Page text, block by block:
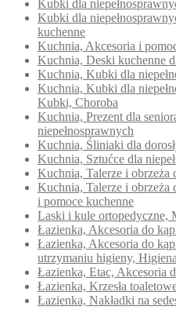
Kubki dla
Kubki dla
kuchenne
Kuchnia, Akcesoria i
Kuchnia, Deski kuchenne
Kuchnia, Kubki dla
Kuchnia, Kubki dla
Kubki, Choroba
Kuchnia, Prezent dla
niepełnosprawnych
Kuchnia, Śliniaki dla
Kuchnia, Sztućce dla
Kuchnia, Talerze i obrzeża
Kuchnia, Talerze i obrzeża
i pomoce kuchenne
Laski i kule ortopedyczne,
Łazienka, Akcesoria do
Łazienka, Akcesoria do
utrzymaniu higieny, Higiena
Łazienka, Etac, Akcesoria
Łazienka, Krzesła
Łazienka, Nakładki na